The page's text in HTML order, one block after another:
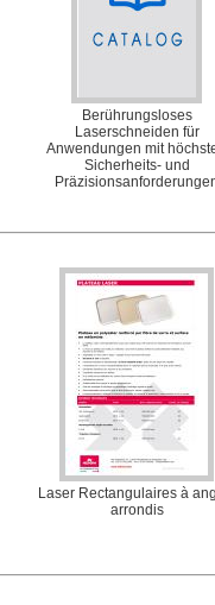
Berührungsloses
Laserschneiden für
Anwendungen mit
Sicherheits- und
Laser Rectangulaires à
arrondis